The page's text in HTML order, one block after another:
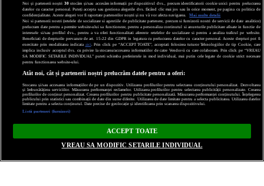
Noi și partenerii noștri 30stocăm și/sau accesăm informații pe dispozitivul dvs., precum identificatorii cookie unici pentru prelucrarea
datelor cu caracter personal. Puteți accepta sau gestiona alegerile dvs. făcând clic mai jos sau în orice moment, pe pagina cu politica de
confidențialitate. Aceste alegeri vor fi raportate partenerilor noștri și nu vă vor afecta navigarea.
Mai multe detalii
Noi si partenerii nostri (retelele de socializare si agentiile de publicitate partenere, precum si furnizorii nostri de servicii de date analitice)
prelucram date pentru a permite website-ului sa functioneze, pentru a personaliza continutul si anunturile publicitare afisate in functie de
interesele si/sau profilul dvs., pentru a va oferi functionalitati aferente retelelor de socializare si pentru a analiza traficul pe website.
Beneficiati de drepturile prevazute de art. 15-22 din GDPR in legatura cu prelucrarea datelor cu caracter personal. Aceste drepturi pot fi
exercitate prin modalitatea indicata aici. Prin click pe “ACCEPT TOATE”, acceptati folosirea tuturor Tehnologiilor de tip Cookie, care
implica inclusiv acceptul dvs. cu privire la stocarea/accesarea informatiilor de catre Vendor-ii cu care colaboram. Prin click pe “VREAU
SA MODIFIC SETARILE INDIVIDUAL” puteti schimba preferintele in mod individual, mai putin cele legate de cookie strict necesare
pentru functionarea website-ului.
Atât noi, cât și partenerii noștri prelucrăm datele pentru a oferi:
Stocarea și/sau accesarea informațiilor de pe un dispozitiv. Utilizarea profilurilor pentru selectarea conținutului personalizat. Dezvoltarea
și îmbunătățirea serviciilor. Măsurarea performanței reclamelor. Utilizarea profilurilor pentru selectarea publicității personalizate. Crearea
profilurilor de conținut personalizat. Crearea profilurilor pentru publicitate personalizată. Măsurarea performanței conținutului. Înțelegerea
publicului prin statistici sau combinații de date din surse diferite. Utilizarea de date limitate pentru a selecta publicitatea. Utilizarea datelor
limitate pentru a selecta conținutul. Date precise de geolocație și identificarea prin scanarea dispozitivului.
Listă parteneri (furnizori)
ACCEPT TOATE
VREAU SA MODIFIC SETARILE INDIVIDUAL